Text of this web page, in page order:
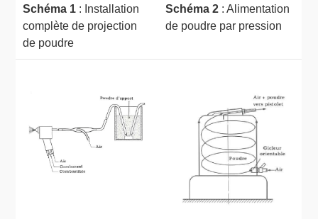
Schéma 1 : Installation
complète de projection
de poudre
Schéma 2 : Alimentation
de poudre par pression